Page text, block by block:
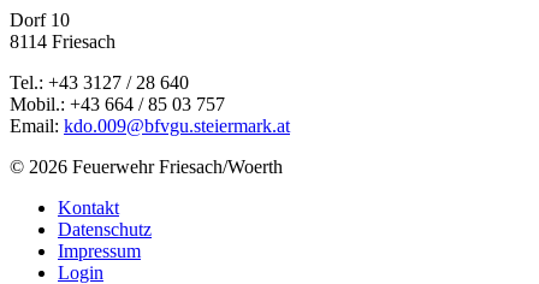
Dorf 10
8114 Friesach
Tel.: +43 3127 / 28 640
Mobil.: +43 664 / 85 03 757
Email: kdo.009@bfvgu.steiermark.at
© 2026 Feuerwehr Friesach/Woerth
Kontakt
Datenschutz
Impressum
Login